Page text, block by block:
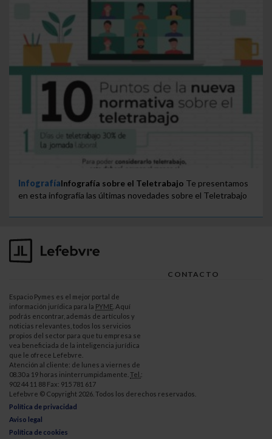
InfografíaInfografía sobre el Teletrabajo Te presentamos
en esta infografía las últimas novedades sobre el Teletrabajo
CONTACTO
Espacio Pymes es el mejor portal de
información jurídica para la PYME . Aquí
podrás encontrar, además de artículos y
noticias relevantes, todos los servicios
propios del sector para que tu empresa se
vea beneficiada de la inteligencia jurídica
que le ofrece Lefebvre.
Atención al cliente: de lunes a viernes de
08.30 a 19 horas ininterrumpidamente. Tel. :
902 44 11 88 Fax: 915 781 617
Lefebvre © Copyright 2026. Todos los derechos reservados.
Política de privacidad
Aviso legal
Política de cookies